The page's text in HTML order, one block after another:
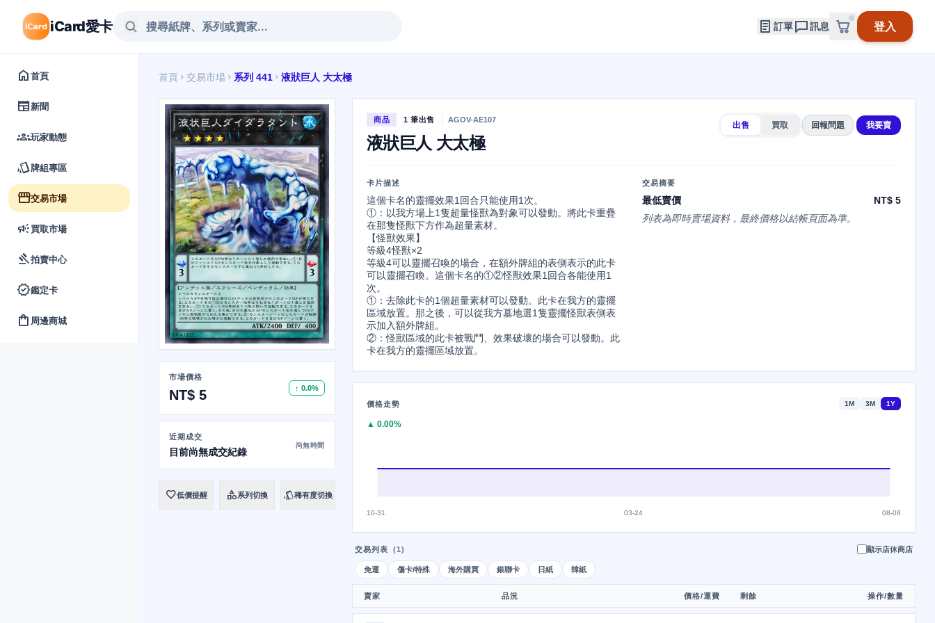
iCard愛卡 訂單 訊息 登入
home首頁
newspaper新聞
groups玩家動態
style牌組專區
storefront交易市場
campaign買取市場
gavel拍賣中心
verified鑑定卡
shopping_bag 周邊商城
首頁 chevron_right 交易市場 chevron_right 系列 441 chevron_right 液狀巨人 大太極
市場價格
NT$ 5 ↑ 0.0%
近期成交
目前尚無成交紀錄
尚無時間
favorite低價提醒 category系列切換 style稀有度切換
商品 1 筆出售 AGOV-AE107
液狀巨人 大太極
出售 買取 回報問題 我要賣
卡片描述
這個卡名的靈擺效果1回合只能使用1次。
①：以我方場上1隻超量怪獸為對象可以發動。將此卡重疊
在那隻怪獸下方作為超量素材。
【怪獸效果】
等級4怪獸×2
等級4可以靈擺召喚的場合，在額外牌組的表側表示的此卡
可以靈擺召喚。這個卡名的①②怪獸效果1回合各能使用1
次。
①：去除此卡的1個超量素材可以發動。此卡在我方的靈擺
區域放置。那之後，可以從我方墓地選1隻靈擺怪獸表側表
示加入額外牌組。
②：怪獸區域的此卡被戰鬥、效果破壞的場合可以發動。此
卡在我方的靈擺區域放置。
交易摘要
最低賣價
NT$ 5
列表為即時賣場資料，最終價格以結帳頁面為準。
價格走勢 1M 3M 1Y
▲ 0.00%
10-31 03-24 08-08
交易列表 (1) 顯示店休商店
免運 傷卡/特殊 海外購買 銀聯卡 日紙 韓紙
賣家 品況 價格/運費 剩餘 操作/數量